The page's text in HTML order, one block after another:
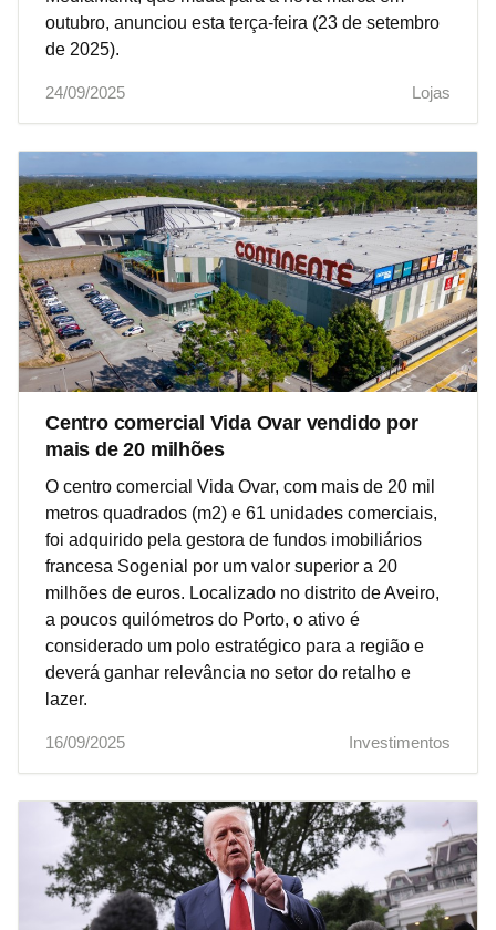
outubro, anunciou esta terça-feira (23 de setembro
de 2025).
24/09/2025 Lojas
Centro comercial Vida Ovar vendido por
mais de 20 milhões
O centro comercial Vida Ovar, com mais de 20 mil
metros quadrados (m2) e 61 unidades comerciais,
foi adquirido pela gestora de fundos imobiliários
francesa Sogenial por um valor superior a 20
milhões de euros. Localizado no distrito de Aveiro,
a poucos quilómetros do Porto, o ativo é
considerado um polo estratégico para a região e
deverá ganhar relevância no setor do retalho e
lazer.
16/09/2025 Investimentos